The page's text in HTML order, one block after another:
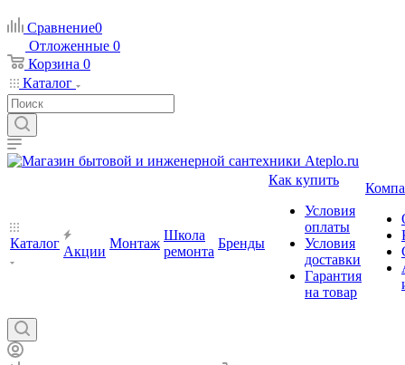
Сравнение0
Отложенные 0
Корзина 0
Каталог
Каталог
Акции
Монтаж
Школа
ремонта
Бренды
Как купить
Условия
оплаты
Условия
доставки
Гарантия
на товар